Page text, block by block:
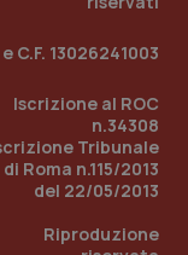
e C.F. 13026241003
Iscrizione al ROC
n.34308
Tribunale
di Roma n.115/2013
del 22/05/2013
Riproduzione